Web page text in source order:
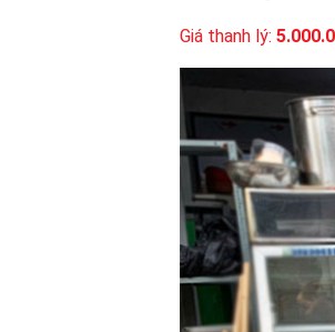
Giá thanh lý: